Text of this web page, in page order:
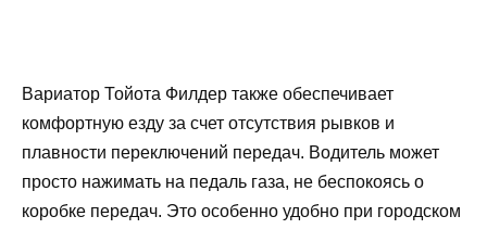
Вариатор Тойота Филдер также обеспечивает
комфортную езду за счет отсутствия рывков и
плавности переключений передач. Водитель может
просто нажимать на педаль газа, не беспокоясь о
коробке передач. Это особенно удобно при городском